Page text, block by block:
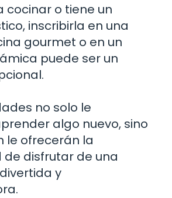
cocinar o tiene un
inscribirla en una
gourmet o en un
puede ser un
no solo le
algo nuevo, sino
le ofrecerán la
disfrutar de una
y